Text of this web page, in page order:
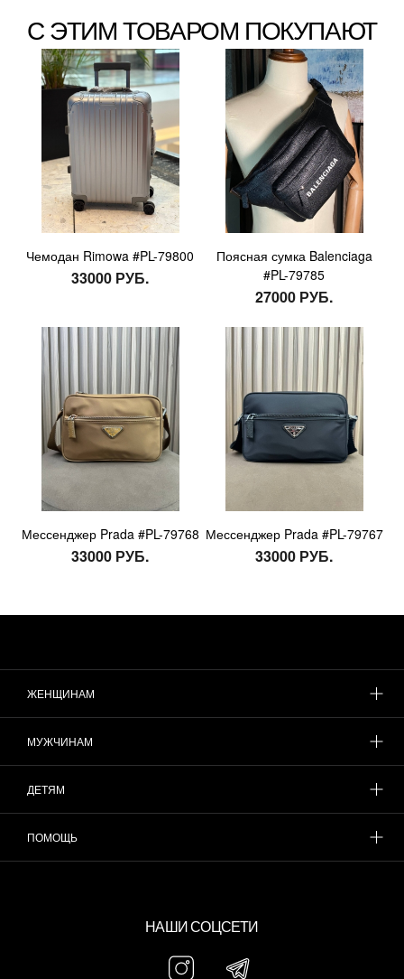
С ЭТИМ ТОВАРОМ ПОКУПАЮТ
Чемодан Rimowa #PL-79800
33000 РУБ.
Поясная сумка Balenciaga
#PL-79785
27000 РУБ.
Мессенджер Prada #PL-79768
33000 РУБ.
Мессенджер Prada #PL-79767
33000 РУБ.
ЖЕНЩИНАМ
МУЖЧИНАМ
ДЕТЯМ
ПОМОЩЬ
НАШИ СОЦСЕТИ